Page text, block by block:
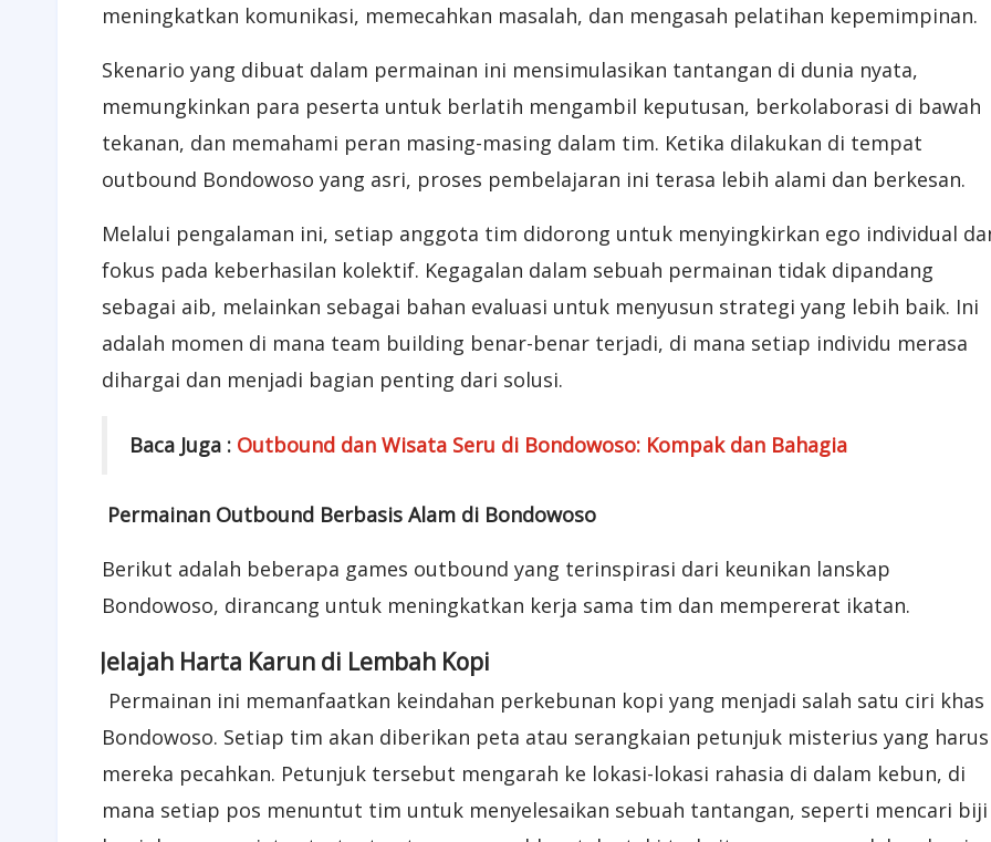
meningkatkan komunikasi, memecahkan masalah, dan mengasah pelatihan kepemimpinan.
Skenario yang dibuat dalam permainan ini mensimulasikan tantangan di dunia nyata,
memungkinkan para peserta untuk berlatih mengambil keputusan, berkolaborasi di bawah
tekanan, dan memahami peran masing-masing dalam tim. Ketika dilakukan di tempat
outbound Bondowoso yang asri, proses pembelajaran ini terasa lebih alami dan berkesan.
Melalui pengalaman ini, setiap anggota tim didorong untuk menyingkirkan ego individual
fokus pada keberhasilan kolektif. Kegagalan dalam sebuah permainan tidak dipandang
sebagai aib, melainkan sebagai bahan evaluasi untuk menyusun strategi yang lebih baik. Ini
adalah momen di mana team building benar-benar terjadi, di mana setiap individu merasa
dihargai dan menjadi bagian penting dari solusi.
Baca Juga : Outbound dan Wisata Seru di Bondowoso: Kompak dan Bahagia
Permainan Outbound Berbasis Alam di Bondowoso
Berikut adalah beberapa games outbound yang terinspirasi dari keunikan lanskap
Bondowoso, dirancang untuk meningkatkan kerja sama tim dan mempererat ikatan.
Jelajah Harta Karun di Lembah Kopi
Permainan ini memanfaatkan keindahan perkebunan kopi yang menjadi salah satu ciri khas
Bondowoso. Setiap tim akan diberikan peta atau serangkaian petunjuk misterius yang harus
mereka pecahkan. Petunjuk tersebut mengarah ke lokasi-lokasi rahasia di dalam kebun, di
mana setiap pos menuntut tim untuk menyelesaikan sebuah tantangan, seperti mencari biji